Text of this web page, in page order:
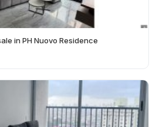
in PH Nuovo Residence